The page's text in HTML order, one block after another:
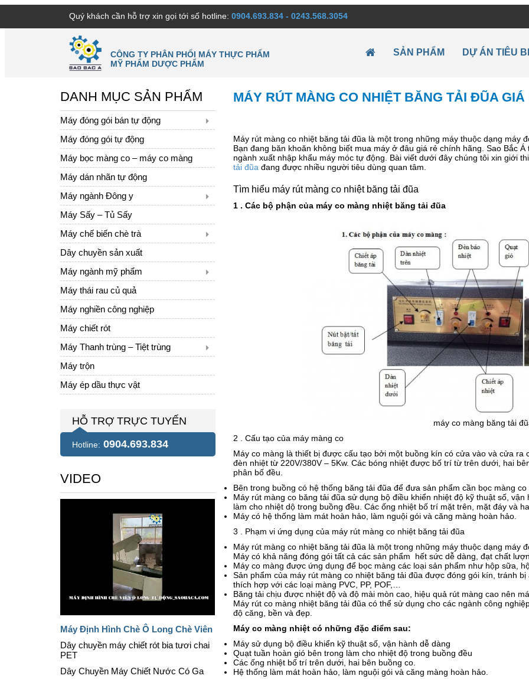
Quý khách cần hỗ trợ xin gọi tới số hotline: 0904.693.834 - 0243.568.3054
CÔNG TY PHÂN PHỐI MÁY THỰC PHẨM
MỸ PHẨM DƯỢC PHẨM
SẢN PHẨM DỰ ÁN TIÊU
MÁY RÚT MÀNG CO NHIỆT BĂNG TẢI ĐŨA
Máy rút màng co nhiệt băng tải đũa là một trong những máy thuộc dạng máy
Bạn đang băn khoăn không biết mua máy ở đâu giá rẻ chính hãng. Sao Bắc
ngành xuất nhập khẩu máy móc tự động. Bài viết dưới đây chúng tôi xin giới
tải đũa đang được nhiều người tiêu dùng quan tâm.
Tìm hiểu máy rút màng co nhiệt băng tải đũa
1 . Các bộ phận của máy co màng nhiệt băng tải đũa
máy co màng băng tải
2 . Cấu tạo của máy màng co
Máy co màng là thiết bị được cấu tạo bởi một buồng kín có cửa vào và cửa ra
đèn nhiệt từ 220V/380V – 5Kw. Các bóng nhiệt được bố trí từ trên dưới, hai
phân bố đều.
Bên trong buồng có hệ thống băng tải đũa để đưa sản phẩm cần bọc màng co
Máy rút màng co băng tải đũa sử dụng bộ điều khiển nhiệt độ kỹ thuật số,
làm cho nhiệt dộ trong buồng đều. Các ống nhiệt bố trí mặt trên, mặt đáy và
Máy có hệ thống làm mát hoàn hảo, làm nguội gói và căng màng hoàn hảo.
3 . Phạm vi ứng dụng của máy rút màng co nhiệt băng tải đũa
Máy rút màng co nhiệt băng tải đũa là một trong những máy thuộc dạng máy
Máy có khả năng đóng gói tất cả các sản phẩm hết sức dễ dàng, đạt chất
Máy co màng được ứng dụng để bọc màng các loại sản phẩm như hộp sữa,
Sản phẩm của máy rút màng co nhiệt băng tải đũa được đóng gói kín, tránh
thích hợp với các loại màng PVC, PP, POF,…
Băng tải chịu được nhiệt độ và độ mài mòn cao, hiệu quả rút màng cao nên
Máy rút co màng nhiệt băng tải đũa có thể sử dụng cho các ngành công
độ căng, bền và đẹp.
Máy co màng nhiệt có những đặc điểm sau:
Máy sử dụng bộ điều khiển kỹ thuật số, vận hành dễ dàng
Quạt tuần hoàn gió bên trong làm cho nhiệt độ trong buồng đều
Các ống nhiệt bố trí trên dưới, hai bên buồng co.
Hệ thống làm mát hoàn hảo, làm nguội gói và căng màng hoàn hảo.
DANH MỤC SẢN PHẨM
Máy đóng gói bán tự động
Máy đóng gói tự động
Máy bọc màng co – máy co màng
Máy dán nhãn tự động
Máy ngành Đông y
Máy Sấy – Tủ Sấy
Máy chế biến chè trà
Dây chuyền sản xuất
Máy ngành mỹ phẩm
Máy thái rau củ quả
Máy nghiền công nghiệp
Máy chiết rót
Máy Thanh trùng – Tiệt trùng
Máy trộn
Máy ép dầu thực vật
HỖ TRỢ TRỰC TUYẾN
Hotline: 0904.693.834
VIDEO
Máy Định Hình Chè Ô Long Chè Viên
Dây chuyền máy chiết rót bia tươi chai
PET
Dây Chuyền Máy Chiết Nước Có Ga